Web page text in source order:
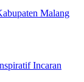
Malang
Incaran